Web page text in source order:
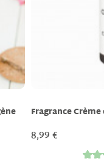
Fragrance
8,99 €